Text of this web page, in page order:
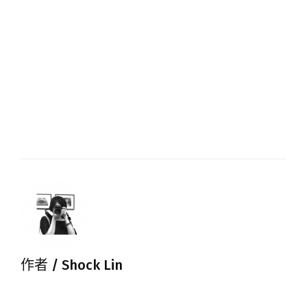
作者 / Shock Lin